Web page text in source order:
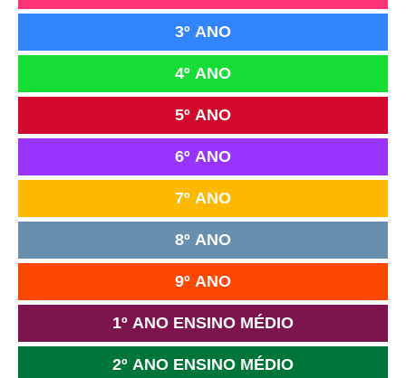
3º ANO
4º ANO
5º ANO
6º ANO
7º ANO
8º ANO
9º ANO
1º ANO ENSINO MÉDIO
2º ANO ENSINO MÉDIO